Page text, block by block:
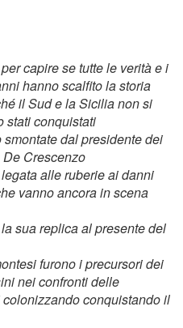
capire se tutte le verità e i
hanno scalfito la storia
il Sud e la Sicilia non si
stati conquistati
dal presidente dei
Crescenzo
alle ruberie ai danni
vanno ancora in scena
sua replica al presente del
furono i precursori dei
nei confronti delle
conquistando il